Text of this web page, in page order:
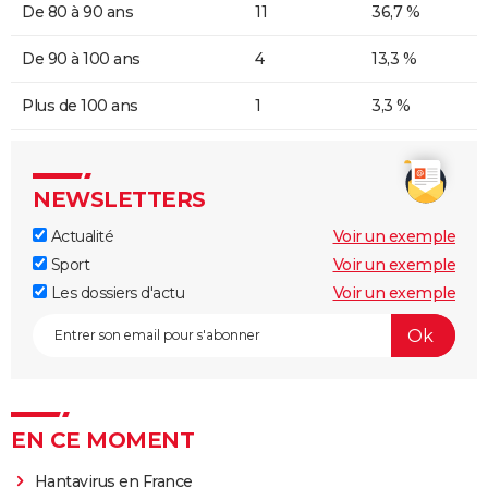
De 80 à 90 ans 11 36,7 %
De 90 à 100 ans 4 13,3 %
Plus de 100 ans 1 3,3 %
NEWSLETTERS
Actualité
Voir un exemple
Sport
Voir un exemple
Les dossiers d'actu
Voir un exemple
EN CE MOMENT
Hantavirus en France